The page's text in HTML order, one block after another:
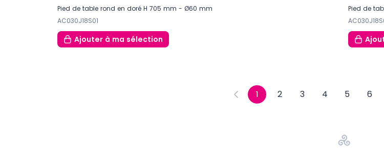
Pied de table rond en doré H 705 mm - Ø60 mm
AC030J18S01
Ajouter à ma sélection
Pied de
1 2 3 4 5 6